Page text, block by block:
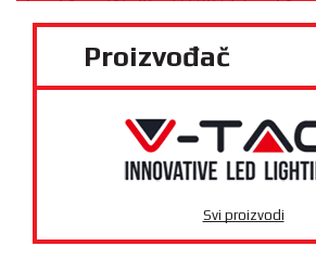
Proizvođač
Svi proizvodi